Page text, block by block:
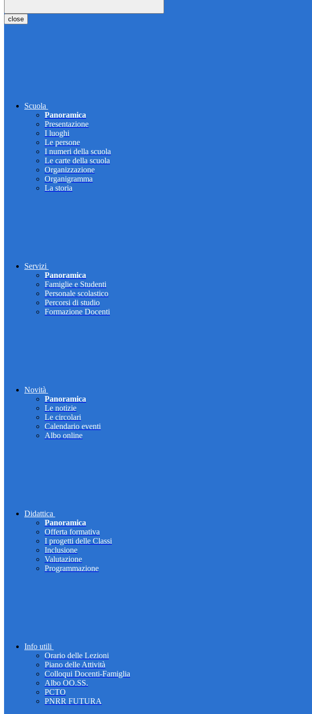
close
Scuola
Panoramica
Presentazione
I luoghi
Le persone
I numeri della scuola
Le carte della scuola
Organizzazione
Organigramma
La storia
Servizi
Panoramica
Famiglie e Studenti
Personale scolastico
Percorsi di studio
Formazione Docenti
Novità
Panoramica
Le notizie
Le circolari
Calendario eventi
Albo online
Didattica
Panoramica
Offerta formativa
I progetti delle Classi
Inclusione
Valutazione
Programmazione
Info utili
Orario delle Lezioni
Piano delle Attività
Colloqui Docenti-Famiglia
Albo OO.SS.
PCTO
PNRR FUTURA